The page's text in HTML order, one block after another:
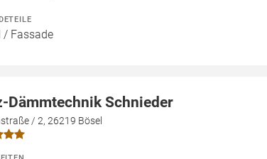
/ Fassade
Dämmtechnik Schnieder
/ 2, 26219 Bösel